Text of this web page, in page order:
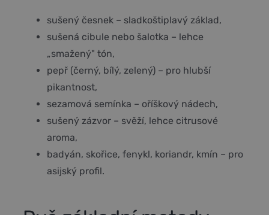
sušený česnek – sladkoštiplavý základ,
sušená cibule nebo šalotka – lehce
„smažený" tón,
pepř (černý, bílý, zelený) – pro hlubší
pikantnost,
sezamová semínka – oříškový nádech,
sušený zázvor – svěží, lehce citrusové
aroma,
badyán, skořice, fenykl, koriandr, kmín – pro
asijský profil.